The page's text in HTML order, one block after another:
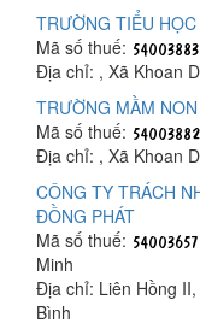
TRƯỜNG TIỂU
Mã số thuế:
Địa chỉ: , Xã Khoan
TRƯỜNG MẦM
Mã số thuế:
Địa chỉ: , Xã Khoan
CÔNG TY TRÁCH
ĐỒNG PHÁT
Mã số thuế:
Minh
Địa chỉ: Liên Hồng
Bình